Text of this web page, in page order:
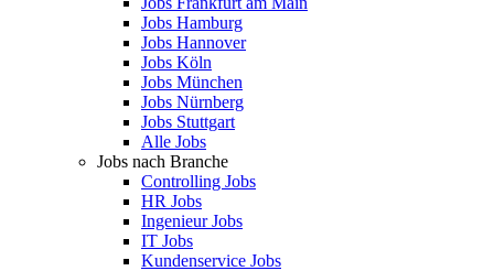
Jobs Hamburg
Jobs Hannover
Jobs Köln
Jobs München
Jobs Nürnberg
Jobs Stuttgart
Alle Jobs
Jobs nach Branche
Controlling Jobs
HR Jobs
Ingenieur Jobs
IT Jobs
Kundenservice Jobs